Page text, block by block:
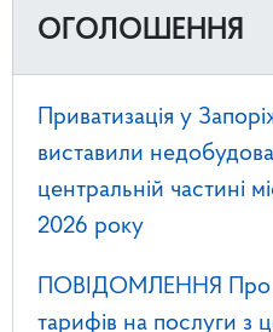
ОГОЛОШЕННЯ
Приватизація у
виставили
центральній частині
2026 року
ПОВІДОМЛЕННЯ Про
тарифів на послуги з